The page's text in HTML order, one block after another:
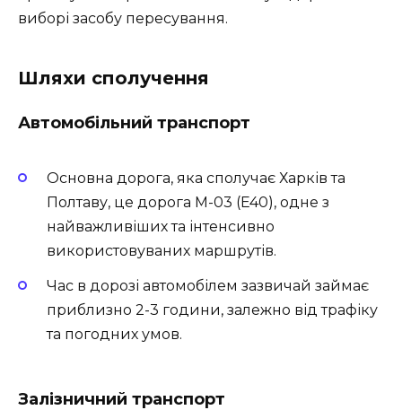
виборі засобу пересування.
Шляхи сполучення
Автомобільний транспорт
Основна дорога, яка сполучає Харків та
Полтаву, це дорога М-03 (E40), одне з
найважливіших та інтенсивно
використовуваних маршрутів.
Час в дорозі автомобілем зазвичай займає
приблизно 2-3 години, залежно від трафіку
та погодних умов.
Залізничний транспорт